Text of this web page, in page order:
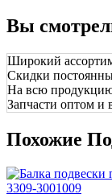
Вы
Широкий
Скидки
На всю продукцию
Запчасти оптом и
Похожие